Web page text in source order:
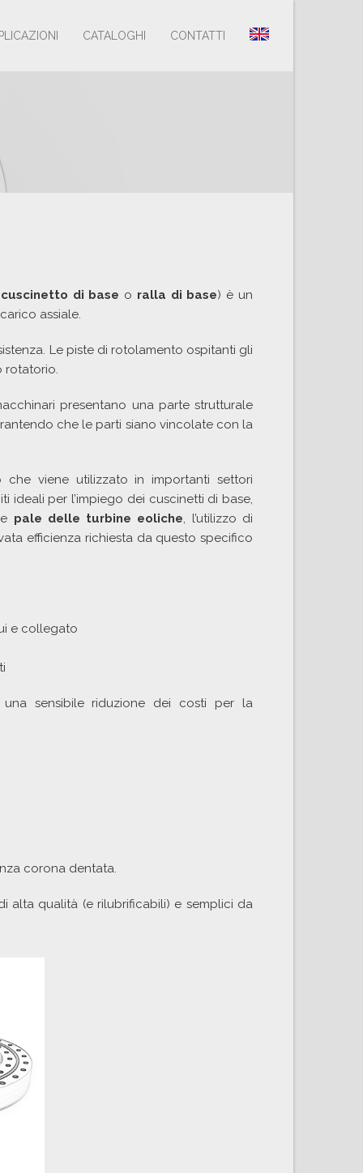
CATALOGHI CONTATTI
cuscinetto di base o ralla di base) è un
assiale.
Le piste di rotolamento ospitanti gli
rotatorio.
presentano una parte strutturale
che le parti siano vincolate con la
viene utilizzato in importanti settori
ideali per l’impiego dei cuscinetti di base,
pale delle turbine eoliche, l’utilizzo di
efficienza richiesta da questo specifico
e collegato
sensibile riduzione dei costi per la
corona dentata.
alta qualità (e rilubrificabili) e semplici da